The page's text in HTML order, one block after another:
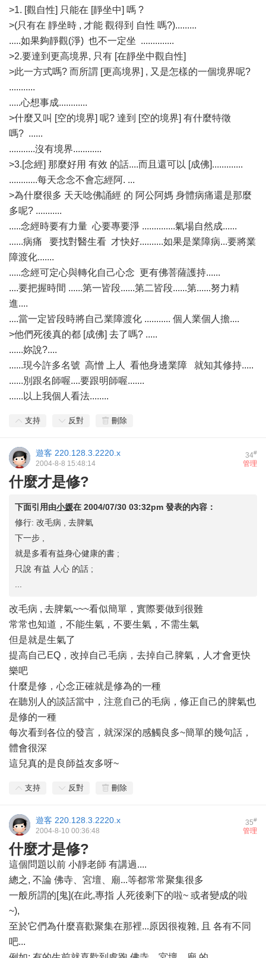
>1. [觀自性] 只能在 [靜坐中] 嗎 ?
>(只有在 靜坐時 , 才能 觀得到 自性 嗎?).........
.....如果夠靜觀(淨) 也不一定坐 ..............
>2.要達到更高境界, 只有 [在靜坐中觀自性]
>此一方式嗎? 而所謂 [更高境界] , 又是怎樣的一個境界呢?
...........
.....心想事成............
>什麼又叫 [空的境界] 呢? 達到 [空的境界] 有什麼特徵
嗎? ......
...........沒有境界............
>3.[念經] 那麼好用 有效 的話....而且還可以 [成佛].............
............每天念念不會忘經阿. ...
>為什麼很多 天天唸佛誦經 的 阿公阿媽 身體病痛還是那麼
多呢? ...........
.....念經時要有力量 心要專要淨 ..............氣場自然成......
......病痛 要找對醫生看 才快好..........如果是業障病...要將業
障渡化.......
.....念經可定心與轉化自己心念 更有佛菩薩護持......
....要把握時間 ......第一皆段......第二皆段......第......努力精
進....
....當一定皆段時將自己業障渡化 ........... 個人業個人擔....
>他們死後真的都 [成佛] 去了嗎? .....
......妳說?....
......現今許多名號 高憎 上人 看他身邊業障 就知其修持.....
......別跟名師喔....要跟明師喔.......
......以上我個人看法........
支持 反對 刪除
34#
遊客 220.128.3.2220.x
管理
2004-8-8 15:48:14
什麼才是修?
下面引用由小媛在 2004/07/30 03:32pm 發表的內容：
修行: 改毛病 , 去脾氣
下一步 ,
就是多看有益身心健康的書 ;
只說 有益 人心 的話 ;
改毛病 , 去脾氣~~~看似簡單，實際要做到很難
常常也知道，不能生氣，不要生氣，不需生氣
但是就是生氣了
提高自己EQ，改掉自己毛病，去掉自己脾氣，人才會更快
樂吧
什麼是修，心念正確就是修為的一種
在聽別人的談話當中，注意自己的毛病，修正自己的脾氣也
是修的一種
每次看到各位的發言，就深深的感觸良多~簡單的幾句話，
體會很深
這兒真的是良師益友多呀~
支持 反對 刪除
35#
遊客 220.128.3.2220.x
管理
2004-8-10 00:36:48
什麼才是修?
這個問題以前 小靜老師 有講過....
總之, 不論 佛寺、宮壇、廟...等都常常聚集很多
一般所謂的[鬼](在此,專指 人死後剩下的啦~ 或者變成的啦
~),
至於它們為什麼喜歡聚集在那裡...原因很複雜, 且 各有不同
吧...